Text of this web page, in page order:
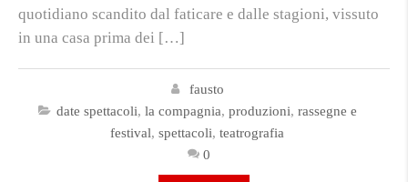
quotidiano scandito dal faticare e dalle stagioni, vissuto
in una casa prima dei […]
fausto
date spettacoli, la compagnia, produzioni, rassegne e
festival, spettacoli, teatrografia
0